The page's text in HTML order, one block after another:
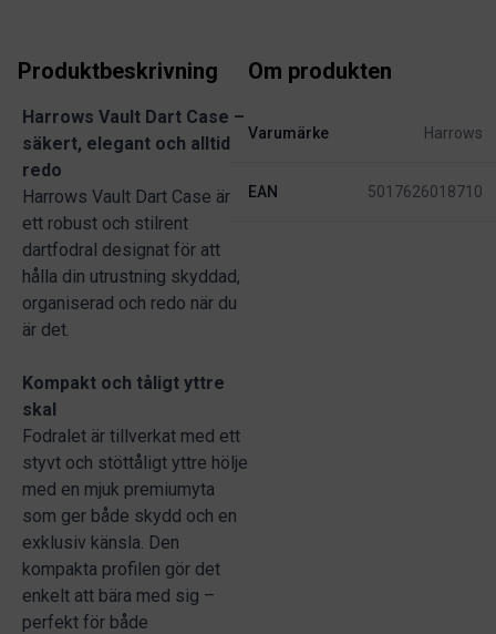
Produktbeskrivning
Harrows Vault Dart Case –
säkert, elegant och alltid
redo
Harrows Vault Dart Case är
ett robust och stilrent
dartfodral designat för att
hålla din utrustning skyddad,
organiserad och redo när du
är det.
Kompakt och tåligt yttre
skal
Fodralet är tillverkat med ett
styvt och stöttåligt yttre hölje
med en mjuk premiumyta
som ger både skydd och en
exklusiv känsla. Den
kompakta profilen gör det
enkelt att bära med sig –
perfekt för både
Om produkten
Varumärke Harrows
EAN 5017626018710